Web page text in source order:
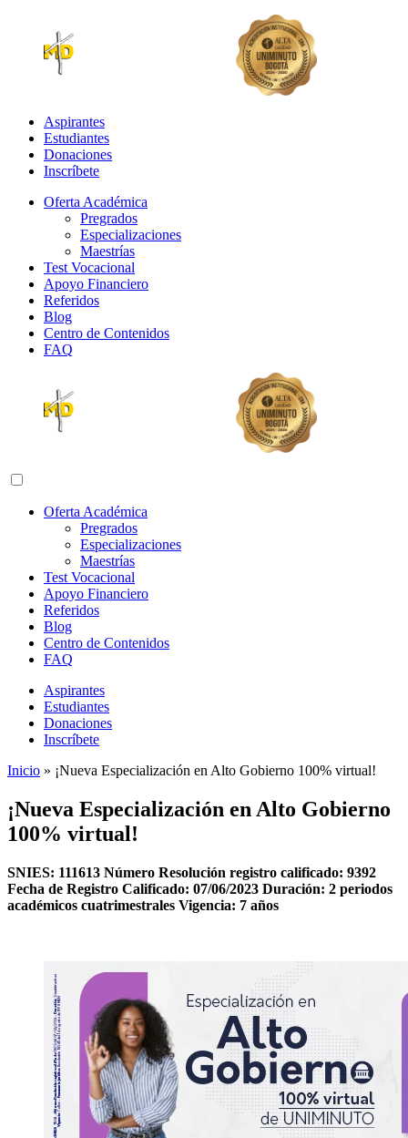
Aspirantes
Estudiantes
Donaciones
Inscríbete
Oferta Académica
Pregrados
Especializaciones
Maestrías
Test Vocacional
Apoyo Financiero
Referidos
Blog
Centro de Contenidos
FAQ
Abrir menú de navegación
Oferta Académica
Pregrados
Especializaciones
Maestrías
Test Vocacional
Apoyo Financiero
Referidos
Blog
Centro de Contenidos
FAQ
Aspirantes
Estudiantes
Donaciones
Inscríbete
Inicio » ¡Nueva Especialización en Alto Gobierno 100% virtual!
¡Nueva Especialización en Alto Gobierno
100% virtual!
SNIES: 111613 Número Resolución registro calificado: 9392
Fecha de Registro Calificado: 07/06/2023 Duración: 2 periodos
académicos cuatrimestrales Vigencia: 7 años